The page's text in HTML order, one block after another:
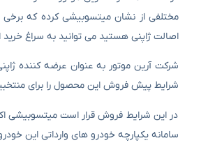
مختلفی از نشان میتسوبیشی کرده که
اصالت ژاپنی هستید می توانید به سراغ
شرکت آرین موتور به عنوان عرضه کننده
شرایط پیش فروش این محصول را برای